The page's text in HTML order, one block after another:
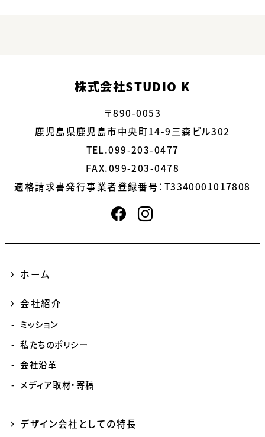
株式会社STUDIO K
〒890-0053
鹿児島県鹿児島市中央町14-9三森ビル302
TEL.099-203-0477
FAX.099-203-0478
適格請求書発行事業者登録番号： T3340001017808
ホーム
会社紹介
ミッション
私たちのポリシー
会社沿革
メディア取材・寄稿
デザイン会社としての特長